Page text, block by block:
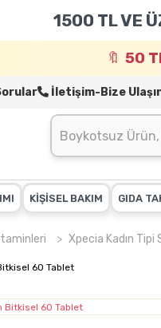
1500 TL VE
50
İletişim-Bize
KİŞİSEL BAKIM GIDA
Xpecia Kadın